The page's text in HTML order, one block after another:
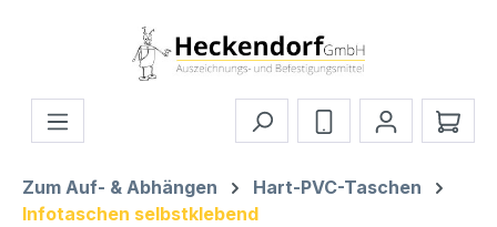
Zum Hauptinhalt springen
Zum Auf- & Abhängen
Hart-PVC-Taschen
Infotaschen selbstklebend